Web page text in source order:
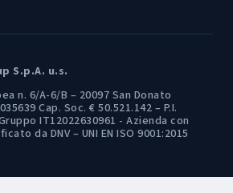
S.p.A. u.s.
n. 6/A-6/B – 20097 San Donato
Cap. Soc. € 50.521.142 – P.I.
IT12022630961 - Azienda con
da DNV – UNI EN ISO 9001:2015